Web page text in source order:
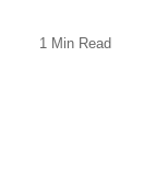
1 Min Read